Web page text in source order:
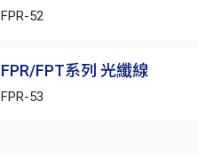
FPR-52
FPR/FPT系列 光纖線
FPR-53